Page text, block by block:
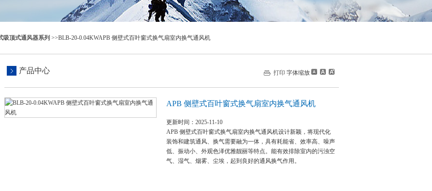
吸顶式通风器系列 >>BLB-20-0.04KWAPB 侧壁式百叶窗式换气扇室内换气通风机
产品中心 打印 字体缩放
APB 侧壁式百叶窗式换气扇室内换气通风机
更新时间：2025-11-10
APB 侧壁式百叶窗式换气扇室内换气通风机设计新颖，将现代化
装饰和建筑通风、换气需要融为一体，具有耗能省、效率高、噪声
低、振动小、外观色泽优雅靓丽等特点。能有效排除室内的污浊空
气、湿气、烟雾、尘埃，起到良好的通风换气作用。